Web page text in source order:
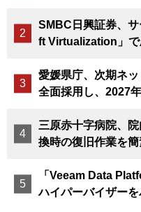
SMBC日興証券、
ft Virtualization」で
愛媛県庁、次期ネ
全面採用し、2027
三原赤十字病院、
換時の復旧作業を
「Veeam Data
ハイパーバイザー